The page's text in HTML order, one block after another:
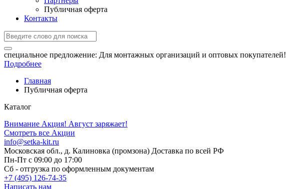
Публичная оферта
Контакты
специальное предложение: Для монтажных организаций и оптовых покупателей!
Подробнее
Главная
Публичная оферта
Каталог
Внимание Акция! Август заряжает!
Смотреть все Акции
info@setka-kit.ru
Московская обл., д. Калиновка (промзона) Доставка по всей РФ
Пн-Пт с 09:00 до 17:00
Сб - отгрузка по оформленным документам
+7 (495) 126-74-35
Написать нам